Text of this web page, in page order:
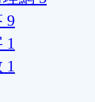
9
1
1